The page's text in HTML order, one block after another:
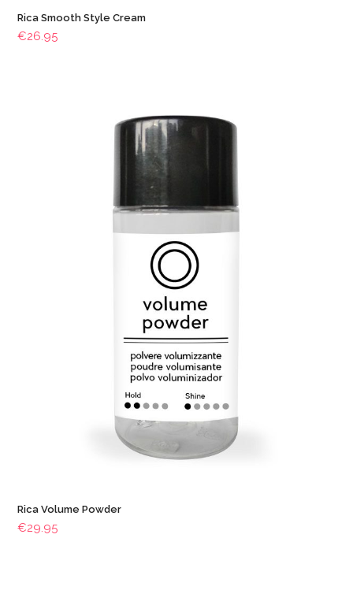
Rica Smooth Style Cream
€26.95
Rica Volume Powder
€29.95